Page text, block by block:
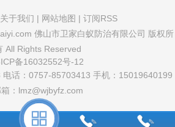
卫豹·10%吡虫啉悬浮剂
非驱避性剂型，无刺激气味，可杀可防，
具有胃毒和触杀作用...
关于我们 | 网站地图 | 订阅RSS
佛山市卫家白蚁防治有限公司 版权所
All Rights Reserved
备16032552号-12
话：0757-85703413 手机：15019640199
箱：lmz@wjbyfz.com